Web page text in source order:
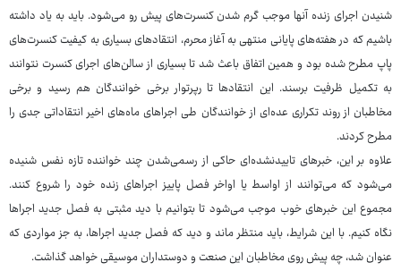
شنیدن اجرای زنده آنها موجب گرم شدن کنسرت‌های پیش رو می‌شود. باید به یاد داشته
باشیم که در هفته‌های پایانی منتهی به آغاز محرم، انتقادهای بسیاری به کیفیت کنسرت‌های
پاپ مطرح شده بود و همین اتفاق باعث شد تا بسیاری از سالن‌های اجرای کنسرت نتوانند
به تکمیل ظرفیت برسند. این انتقادها تا رپرتوار برخی خوانندگان هم رسید و برخی
مخاطبان از روند تکراری عده‌ای از خوانندگان طی اجراهای ماه‌های اخیر انتقاداتی جدی را
مطرح کردند.
علاوه بر این، خبرهای تاییدنشده‌ای حاکی از رسمی‌شدن چند خواننده تازه ‌نفس شنیده
می‌شود که می‌توانند از اواسط یا اواخر فصل پاییز اجراهای زنده خود را شروع کنند.
مجموع این خبرهای خوب موجب می‌شود تا بتوانیم با دید مثبتی به فصل جدید اجراها
نگاه کنیم. با این شرایط، باید منتظر ماند و دید که فصل جدید اجراها، به جز مواردی که
عنوان شد، چه پیش روی مخاطبان این صنعت و دوستداران موسیقی خواهد گذاشت.